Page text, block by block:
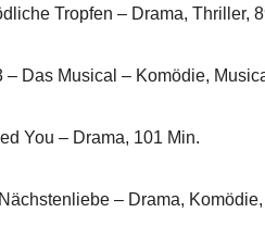
Tropfen – Drama, Thriller,
– Das Musical – Komödie,
You – Drama, 101 Min.
– Drama,